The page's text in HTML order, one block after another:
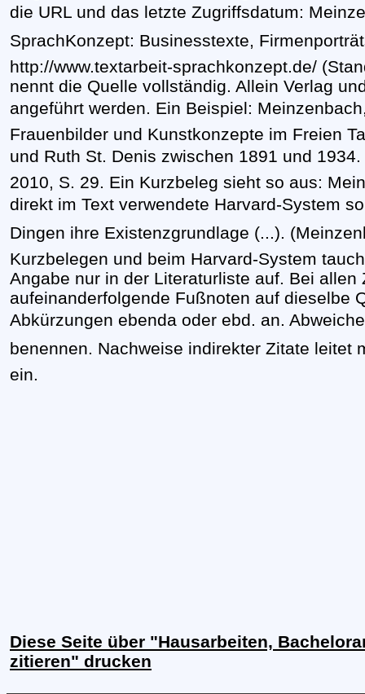
die URL und das letzte Zugriffsdatum:
SprachKonzept: Businesstexte,
http://www.textarbeit-sprachkonzept.de/
nennt die Quelle vollständig. Allein Verlag
angeführt werden. Ein Beispiel:
Frauenbilder und Kunstkonzepte im Freien
und Ruth St. Denis zwischen 1891 und
2010, S. 29. Ein Kurzbeleg sieht so aus:
direkt im Text verwendete Harvard-System
Dingen ihre Existenzgrundlage (...).
Kurzbelegen und beim Harvard-System
Angabe nur in der Literaturliste auf. Bei allen
aufeinanderfolgende Fußnoten auf dieselbe
Abkürzungen ebenda oder ebd. an.
benennen. Nachweise indirekter Zitate leitet
ein.
Diese Seite über "Hausarbeiten,
zitieren" drucken